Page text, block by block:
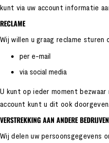
kunt via uw account informatie
RECLAME
Wij willen u graag reclame
per e-mail
via social media
U kunt op ieder moment
account kunt u dit ook doorgeven.
VERSTREKKING AAN ANDERE
Wij delen uw persoonsgegevens